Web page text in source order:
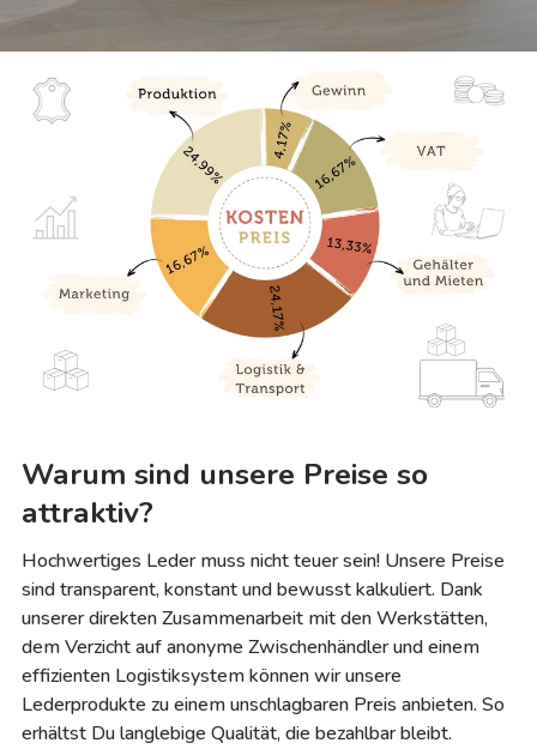
Warum sind unsere Preise so
attraktiv?
Hochwertiges Leder muss nicht teuer sein! Unsere Preise
sind transparent, konstant und bewusst kalkuliert. Dank
unserer direkten Zusammenarbeit mit den Werkstätten,
dem Verzicht auf anonyme Zwischenhändler und einem
effizienten Logistiksystem können wir unsere
Lederprodukte zu einem unschlagbaren Preis anbieten. So
erhältst Du langlebige Qualität, die bezahlbar bleibt.